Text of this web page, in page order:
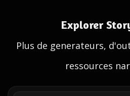
Explorer
Plus de generateurs,
ressources